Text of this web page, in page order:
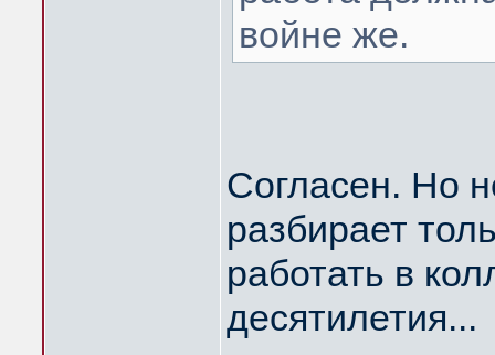
войне же.
Согласен. Но
разбирает
работать в
десятилетия...